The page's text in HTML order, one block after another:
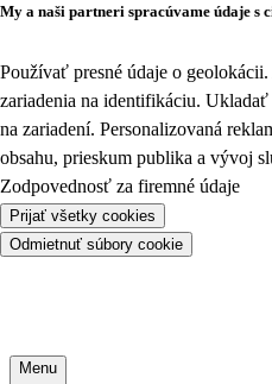
My a naši partneri spracúvame údaje s
Používať presné údaje o
zariadenia na identifikáciu.
na zariadení. Personalizovaná
obsahu, prieskum publika a vývoj
Zodpovednosť za firemné údaje
Prijať všetky cookies
Odmietnuť súbory cookie
Menu